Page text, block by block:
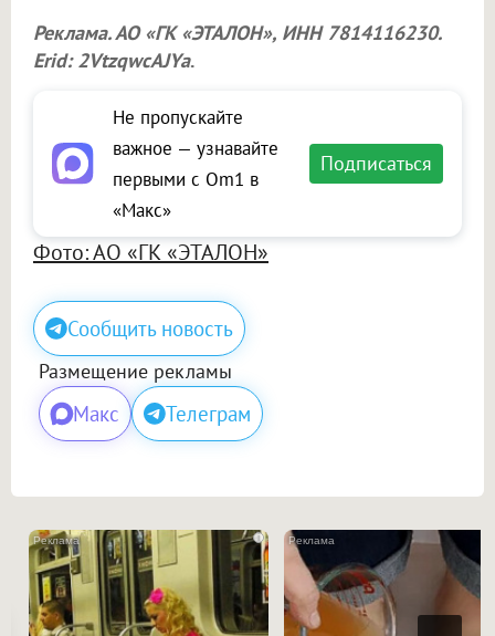
Реклама. АО «ГК «ЭТАЛОН», ИНН 7814116230.
Erid: 2VtzqwcAJYa.
Не пропускайте
важное — узнавайте
первыми с Om1 в
«Макс»
Подписаться
Фото: АО «ГК «ЭТАЛОН»
Сообщить новость
Размещение рекламы
Макс Телеграм
i